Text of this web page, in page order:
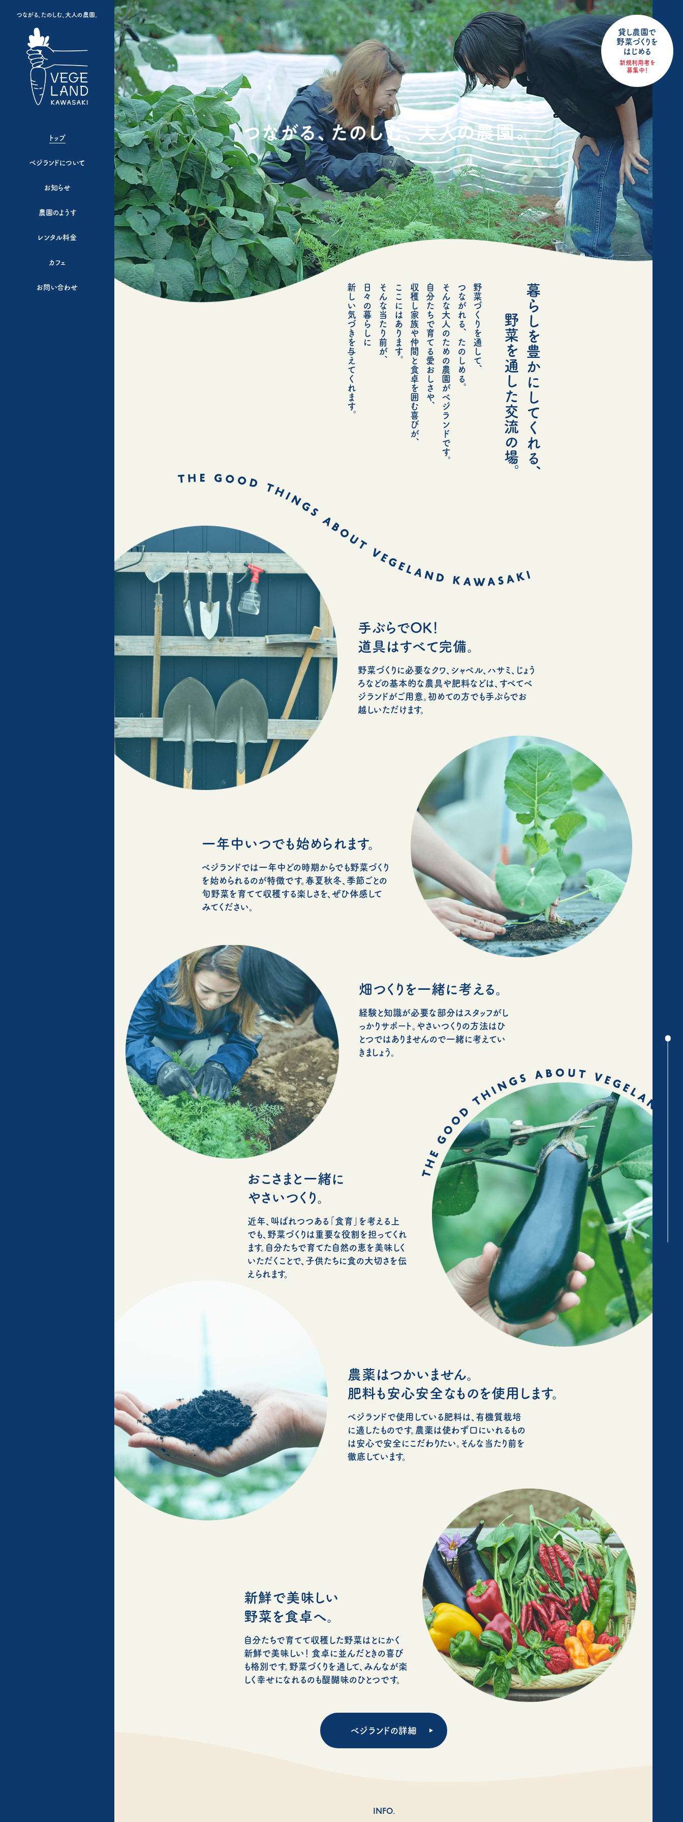
つながる、たのしむ、大人の農園。
トップ
ベジランドについて
お知らせ
農園のようす
レンタル料金
カフェ
お問い合わせ
貸し農園で
野菜づくりを
はじめる
新規利用者を
募集中！
暮らしを豊かにしてくれる、
野菜を通した交流の場。
野菜づくりを通して、
つながれる、たのしめる。
そんな大人のための農園がベジランドです。
自分たちで育てる愛おしさや、
収穫し家族や仲間と食卓を囲む喜びが、
ここにはあります。
そんな当たり前が、
日々の暮らしに
新しい気づきを与えてくれます。
手ぶらでOK！
道具はすべて完備。
野菜づくりに必要なクワ、シャベル、ハサミ、じょう
ろなどの基本的な農具や肥料などは、すべてベ
ジランドがご用意。初めての方でも手ぶらでお
越しいただけます。
一年中いつでも始められます。
ベジランドでは一年中どの時期からでも野菜づくり
を始められるのが特徴です。春夏秋冬、季節ごとの
旬野菜を育てて収穫する楽しさを、ぜひ体感して
みてください。
畑つくりを一緒に考える。
経験と知識が必要な部分はスタッフがし
っかりサポート。やさいつくりの方法はひ
とつではありませんので一緒に考えてい
きましょう。
おこさまと一緒に
やさいつくり。
近年、叫ばれつつある「食育」を考える上
でも、野菜づくりは重要な役割を担ってくれ
ます。自分たちで育てた自然の恵を美味しく
いただくことで、子供たちに食の大切さを伝
えられます。
農薬はつかいません。
肥料も安心安全なものを使用します。
べジランドで使用している肥料は、有機質栽培
に適したものです。農薬は使わず口にいれるもの
は安心で安全にこだわりたい。そんな当たり前を
徹底しています。
新鮮で美味しい
野菜を食卓へ。
自分たちで育てて収穫した野菜はとにかく
新鮮で美味しい！ 食卓に並んだときの喜び
も格別です。野菜づくりを通して、みんなが楽
しく幸せになれるのも醍醐味のひとつです。
ベジランドの詳細
INFO.